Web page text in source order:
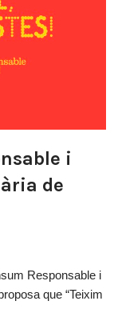
i
de
Responsable i
que “Teixim